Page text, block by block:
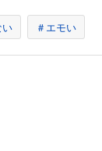
い ＃エモい